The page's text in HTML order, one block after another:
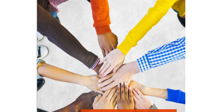
d’intérêts
18 septembre 2023
FEUILLETER